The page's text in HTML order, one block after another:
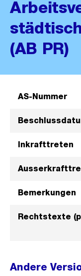
(AB PR)
AS-Nummer
Inkrafttreten
Bemerkungen
Rechtstexte
Andere